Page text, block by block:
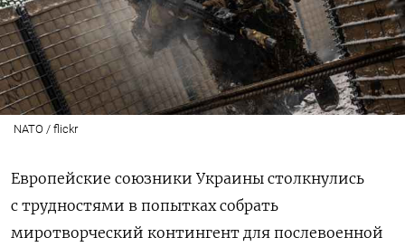
NATO / flickr
Европейские союзники Украины столкнулись
с трудностями в попытках собрать
миротворческий контингент для послевоенной